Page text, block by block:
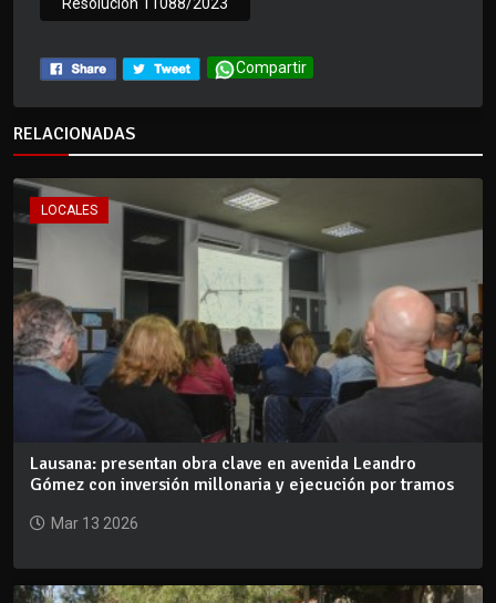
Resolucion 11088/2023
Compartir
RELACIONADAS
LOCALES
Lausana: presentan obra clave en avenida Leandro
Gómez con inversión millonaria y ejecución por tramos
Mar 13 2026